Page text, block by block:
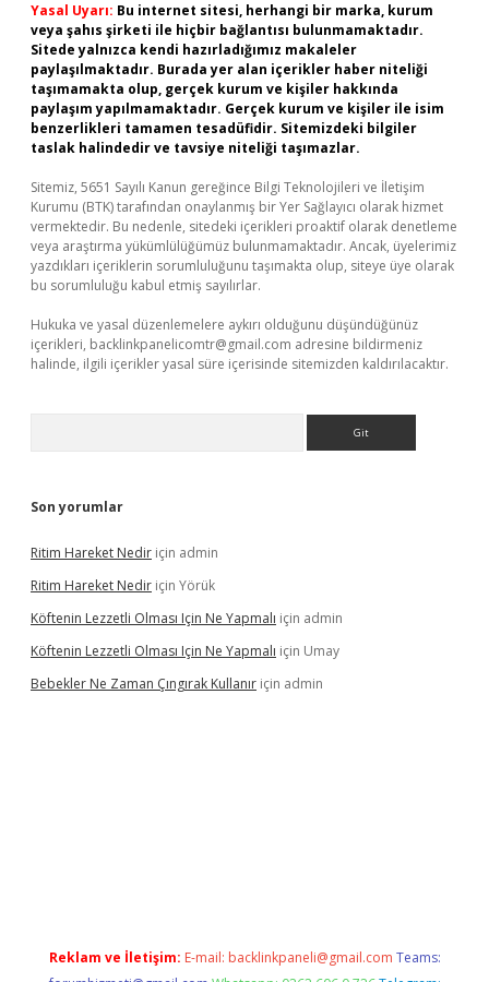
Yasal Uyarı: Bu internet sitesi, herhangi bir marka, kurum
veya şahıs şirketi ile hiçbir bağlantısı bulunmamaktadır.
Sitede yalnızca kendi hazırladığımız makaleler
paylaşılmaktadır. Burada yer alan içerikler haber niteliği
taşımamakta olup, gerçek kurum ve kişiler hakkında
paylaşım yapılmamaktadır. Gerçek kurum ve kişiler ile isim
benzerlikleri tamamen tesadüfidir. Sitemizdeki bilgiler
taslak halindedir ve tavsiye niteliği taşımazlar.
Sitemiz, 5651 Sayılı Kanun gereğince Bilgi Teknolojileri ve İletişim
Kurumu (BTK) tarafından onaylanmış bir Yer Sağlayıcı olarak hizmet
vermektedir. Bu nedenle, sitedeki içerikleri proaktif olarak denetleme
veya araştırma yükümlülüğümüz bulunmamaktadır. Ancak, üyelerimiz
yazdıkları içeriklerin sorumluluğunu taşımakta olup, siteye üye olarak
bu sorumluluğu kabul etmiş sayılırlar.
Hukuka ve yasal düzenlemelere aykırı olduğunu düşündüğünüz
içerikleri, backlinkpanelicomtr@gmail.com adresine bildirmeniz
halinde, ilgili içerikler yasal süre içerisinde sitemizden kaldırılacaktır.
Son yorumlar
Ritim Hareket Nedir için admin
Ritim Hareket Nedir için Yörük
Köftenin Lezzetli Olması Için Ne Yapmalı için admin
Köftenin Lezzetli Olması Için Ne Yapmalı için Umay
Bebekler Ne Zaman Çıngırak Kullanır için admin
Reklam ve İletişim: E-mail: backlinkpaneli@gmail.com Teams: